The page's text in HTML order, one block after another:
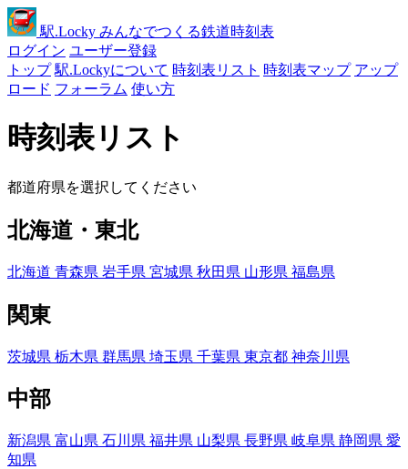
駅.Locky みんなでつくる鉄道時刻表
ログイン ユーザー登録
トップ 駅.Lockyについて 時刻表リスト 時刻表マップ アップ
ロード フォーラム 使い方
時刻表リスト
都道府県を選択してください
北海道・東北
北海道 青森県 岩手県 宮城県 秋田県 山形県 福島県
関東
茨城県 栃木県 群馬県 埼玉県 千葉県 東京都 神奈川県
中部
新潟県 富山県 石川県 福井県 山梨県 長野県 岐阜県 静岡県 愛
知県